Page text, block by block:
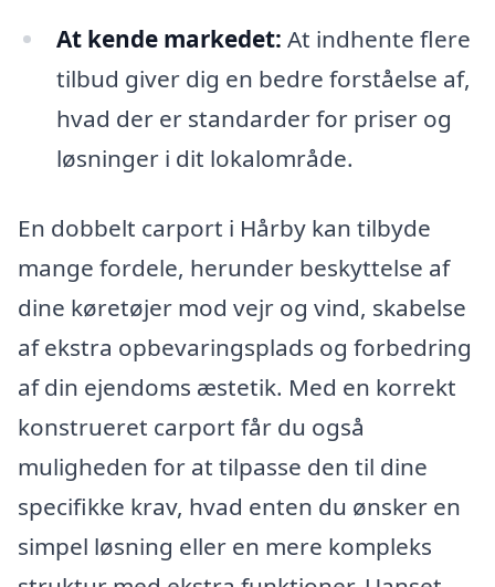
At kende markedet: At indhente flere
tilbud giver dig en bedre forståelse af,
hvad der er standarder for priser og
løsninger i dit lokalområde.
En dobbelt carport i Hårby kan tilbyde
mange fordele, herunder beskyttelse af
dine køretøjer mod vejr og vind, skabelse
af ekstra opbevaringsplads og forbedring
af din ejendoms æstetik. Med en korrekt
konstrueret carport får du også
muligheden for at tilpasse den til dine
specifikke krav, hvad enten du ønsker en
simpel løsning eller en mere kompleks